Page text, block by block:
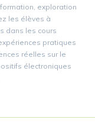
exploration
les élèves à
dans les cours
pratiques
réelles sur le
électroniques